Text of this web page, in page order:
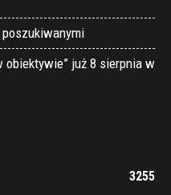
obiektywie” już 8 sierpnia w
3255